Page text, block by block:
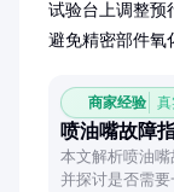
试验台上调整预
避免精密部件氧
商家经验 真
喷油嘴故障
本文解析喷油嘴
并探讨是否需